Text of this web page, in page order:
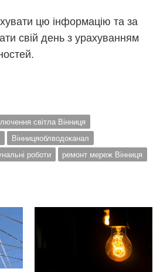
цю інформацію та за
свій день з урахуванням
світла Вінниця
Вінницяоблводоканал
роботи ремонт мереж Вінниця